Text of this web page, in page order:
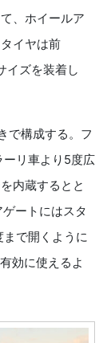
、ホイールア
イヤは前
ズを装着し
で構成する。フ
リ車より5度広
内蔵するとと
ートにはスタ
で開くように
効に使えるよ